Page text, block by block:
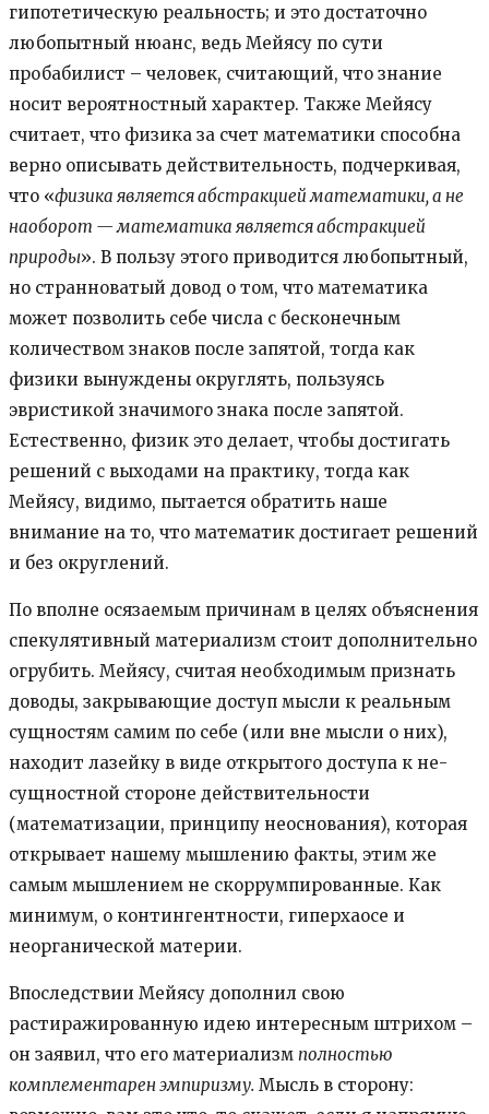
гипотетическую реальность; и это достаточно
любопытный нюанс, ведь Мейясу по сути
пробабилист – человек, считающий, что знание
носит вероятностный характер. Также Мейясу
считает, что физика за счет математики способна
верно описывать действительность, подчеркивая,
что «физика является абстракцией математики, а не
наоборот — математика является абстракцией
природы». В пользу этого приводится любопытный,
но странноватый довод о том, что математика
может позволить себе числа с бесконечным
количеством знаков после запятой, тогда как
физики вынуждены округлять, пользуясь
эвристикой значимого знака после запятой.
Естественно, физик это делает, чтобы достигать
решений с выходами на практику, тогда как
Мейясу, видимо, пытается обратить наше
внимание на то, что математик достигает решений
и без округлений.
По вполне осязаемым причинам в целях объяснения
спекулятивный материализм стоит дополнительно
огрубить. Мейясу, считая необходимым признать
доводы, закрывающие доступ мысли к реальным
сущностям самим по себе (или вне мысли о них),
находит лазейку в виде открытого доступа к не-
сущностной стороне действительности
(математизации, принципу неоснования), которая
открывает нашему мышлению факты, этим же
самым мышлением не скоррумпированные. Как
минимум, о контингентности, гиперхаосе и
неорганической материи.
Впоследствии Мейясу дополнил свою
растиражированную идею интересным штрихом –
он заявил, что его материализм полностью
комплементарен эмпиризму. Мысль в сторону: